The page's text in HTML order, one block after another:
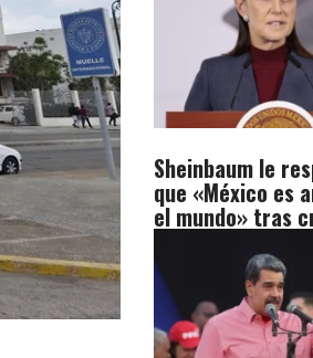
Sheinbaum le
que «México es
el mundo» tras